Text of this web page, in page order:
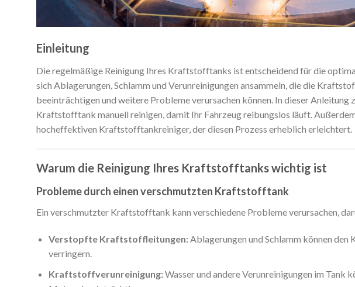
Einleitung
Die regelmäßige Reinigung Ihres Kraftstofftanks ist entscheidend für die
sich Ablagerungen, Schlamm und Verunreinigungen ansammeln, die die
beeinträchtigen und weitere Probleme verursachen können. In dieser Anleitung
Kraftstofftank manuell reinigen, damit Ihr Fahrzeug reibungslos läuft.
hocheffektiven Kraftstofftankreiniger, der diesen Prozess erheblich erleichtert.
Warum die Reinigung Ihres Kraftstofftanks wichtig ist
Probleme durch einen verschmutzten Kraftstofftank
Ein verschmutzter Kraftstofftank kann verschiedene Probleme verursachen,
Verstopfte Kraftstoffleitungen:Ablagerungen und Schlamm können
verringern.
Kraftstoffverunreinigung:Wasser und andere Verunreinigungen im